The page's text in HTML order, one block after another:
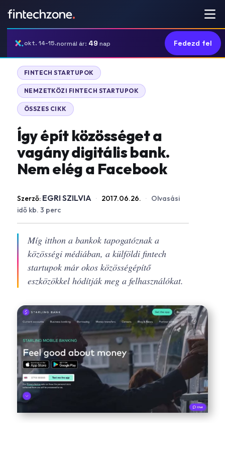
okt. 14-15.normál ár: 49 nap Fedezd fel
FINTECH STARTUPOK
NEMZETKÖZI FINTECH STARTUPOK
ÖSSZES CIKK
Így épít közösséget a
vagány digitális bank.
Nem elég a Facebook
Szerző: EGRI SZILVIA · 2017.06.26. · Olvasási
idő kb. 3 perc
Míg itthon a bankok tapogatóznak a
közösségi médiában, a külföldi fintech
startupok már okos közösségépítő
eszközökkel hódítják meg a felhasználókat.